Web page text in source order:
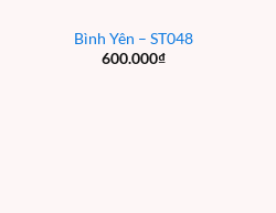
Bình Yên – ST048
600.000₫